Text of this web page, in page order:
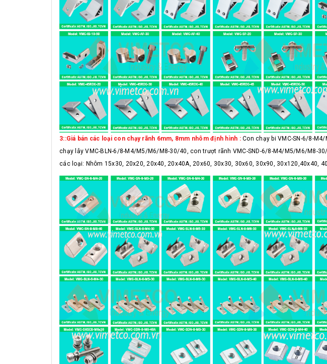
3::Giá bán các loại con chạy rãnh 6mm, 8mm nhôm định hình :Con chạy bi VMC-SN-6/8-
chạy lẫy VMC-BLN-6/8-M4/M5/M6/M8-30/40, con trượt rãnh VMC-SND-6/8-M4/M5/M6/M8-
các loại: Nhôm 15x30, 20x20, 20x40, 20x40A, 20x60, 30x30, 30x60, 30x90, 30x120,40x40,